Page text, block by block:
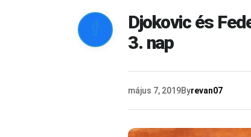

Djokovic és
3. nap
május 7, 2019Byrevan07